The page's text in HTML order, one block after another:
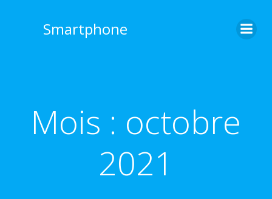
Smartphone
Mois : octobre
2021